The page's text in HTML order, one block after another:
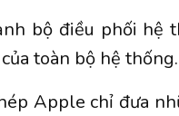
bộ điều phối hệ
toàn bộ hệ thống.
Apple chỉ đưa